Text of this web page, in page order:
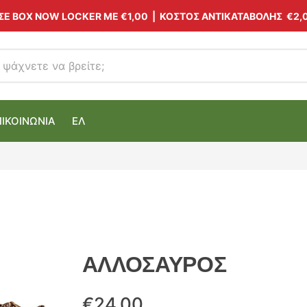
NOW LOCKER ΜΕ €1,00 | ΚΟΣΤΟΣ ΑΝΤΙΚΑΤΑΒΟΛΗΣ
ΕΛ
ΑΛΛΟΣΑΥΡΟΣ